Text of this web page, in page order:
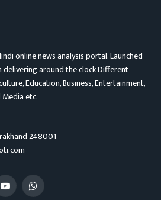
online news analysis portal. Launched
delivering around the clock Different
Education, Business, Entertainment,
etc.
248001
YouTubeWhatsApp